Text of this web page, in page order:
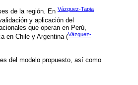
de la región. En Vázquez-Tapia
y aplicación del
que operan en Perú,
en Chile y Argentina (Vázquez-
del modelo propuesto, así como